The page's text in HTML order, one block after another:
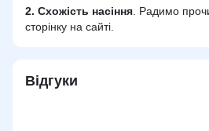
2. Схожість насіння . Радимо
сторінку на сайті.
Відгуки